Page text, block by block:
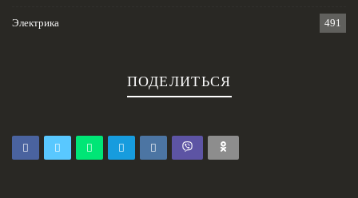
Электрика 491
ПОДЕЛИТЬСЯ